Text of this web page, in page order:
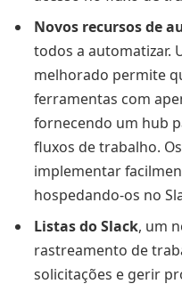
Novos recursos de
todos a automatizar.
melhorado permite
ferramentas com
fornecendo um hub
fluxos de trabalho. Os
implementar
hospedando-os no
Listas do Slack, um
rastreamento de
solicitações e gerir